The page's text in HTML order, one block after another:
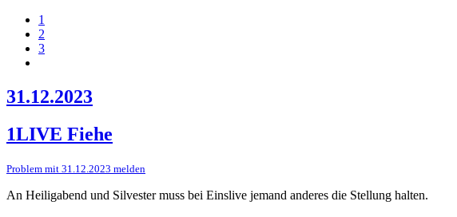
1
2
3
31.12.2023
1LIVE Fiehe
Problem mit 31.12.2023 melden
An Heiligabend und Silvester muss bei Einslive jemand anderes die Stellung halten.